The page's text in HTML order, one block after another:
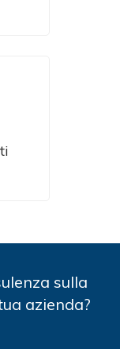
sulla
azienda?